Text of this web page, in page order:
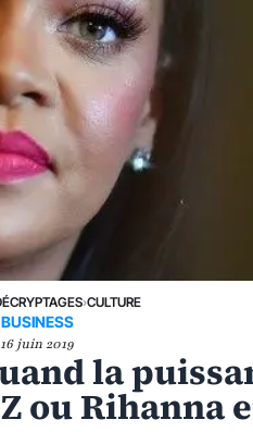
›CULTURE
BUSINESS
16 juin 2019
la
ou Rihanna